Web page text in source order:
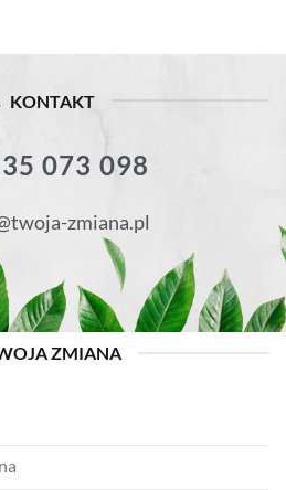
KONTAKT
073 098
zmiana.pl
ZMIANA